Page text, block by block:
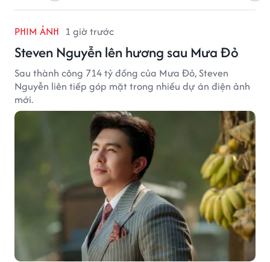
PHIM ẢNH 1 giờ trước
Steven Nguyễn lên hương sau Mưa Đỏ
Sau thành công 714 tỷ đồng của Mưa Đỏ, Steven
Nguyễn liên tiếp góp mặt trong nhiều dự án điện ảnh
mới.